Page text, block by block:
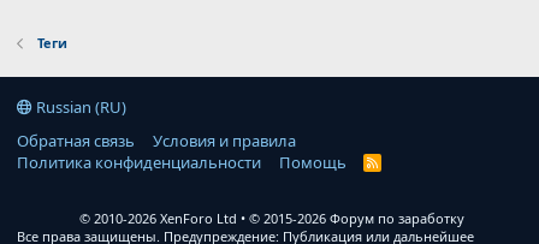
Теги
Russian (RU)
Обратная связь
Условия и правила
Политика конфиденциальности
Помощь
R
© 2010-2026 XenForo Ltd
© 2015-2026 Форум по заработку
Все права защищены. Предупреждение: Публикация или дальнейшее